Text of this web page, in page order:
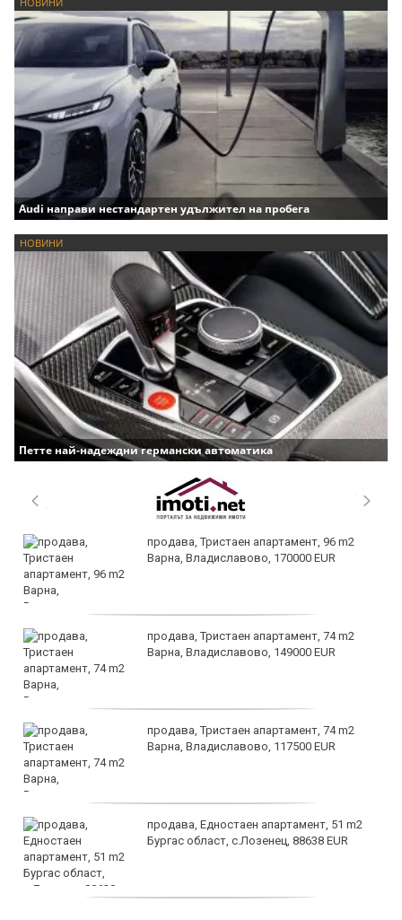
Audi направи нестандартен удължител на пробега
НОВИНИ
Петте най-надеждни германски автоматика
продава, Тристаен апартамент, 96 m2
Варна, Владиславово, 170000 EUR
продава, Тристаен апартамент, 74 m2
Варна, Владиславово, 149000 EUR
продава, Тристаен апартамент, 74 m2
Варна, Владиславово, 117500 EUR
продава, Едностаен апартамент, 51 m2
Бургас област, с.Лозенец, 88638 EUR